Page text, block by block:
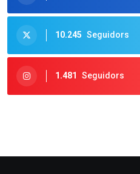
10.245 Seguidors
1.481 Seguidors